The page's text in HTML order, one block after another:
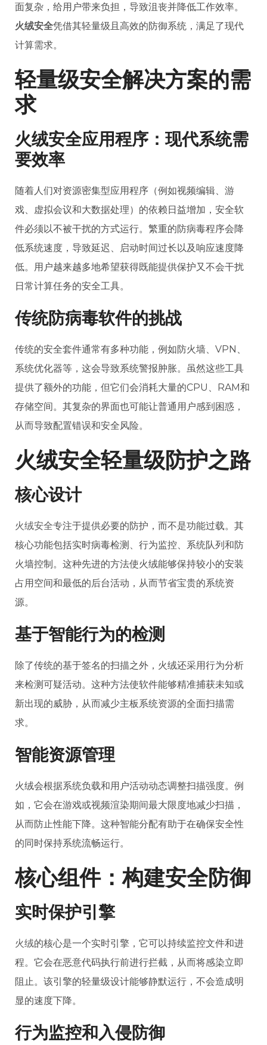
面复杂，给用户带来负担，导致沮丧并降低工作效率。
火绒安全凭借其轻量级且高效的防御系统，满足了现代
计算需求。
轻量级安全解决方案的需
求
火绒安全应用程序：现代系统需
要效率
随着人们对资源密集型应用程序（例如视频编辑、游
戏、虚拟会议和大数据处理）的依赖日益增加，安全软
件必须以不被干扰的方式运行。繁重的防病毒程序会降
低系统速度，导致延迟、启动时间过长以及响应速度降
低。用户越来越多地希望获得既能提供保护又不会干扰
日常计算任务的安全工具。
传统防病毒软件的挑战
传统的安全套件通常有多种功能，例如防火墙、VPN、
系统优化器等，这会导致系统警报肿胀。虽然这些工具
提供了额外的功能，但它们会消耗大量的CPU、RAM和
存储空间。其复杂的界面也可能让普通用户感到困惑，
从而导致配置错误和安全风险。
火绒安全轻量级防护之路
核心设计
火绒安全专注于提供必要的防护，而不是功能过载。其
核心功能包括实时病毒检测、行为监控、系统队列和防
火墙控制。这种先进的方法使火绒能够保持较小的安装
占用空间和最低的后台活动，从而节省宝贵的系统资
源。
基于智能行为的检测
除了传统的基于签名的扫描之外，火绒还采用行为分析
来检测可疑活动。这种方法使软件能够精准捕获未知或
新出现的威胁，从而减少主板系统资源的全面扫描需
求。
智能资源管理
火绒会根据系统负载和用户活动动态调整扫描强度。例
如，它会在游戏或视频渲染期间最大限度地减少扫描，
从而防止性能下降。这种智能分配有助于在确保安全性
的同时保持系统流畅运行。
核心组件：构建安全防御
实时保护引擎
火绒的核心是一个实时引擎，它可以持续监控文件和进
程。它会在恶意代码执行前进行拦截，从而将感染立即
阻止。该引擎的轻量级设计能够静默运行，不会造成明
显的速度下降。
行为监控和入侵防御